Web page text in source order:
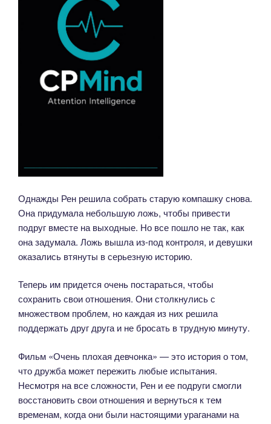
Однажды Рен решила собрать старую компашку снова.
Она придумала небольшую ложь, чтобы привести
подруг вместе на выходные. Но все пошло не так, как
она задумала. Ложь вышла из-под контроля, и девушки
оказались втянуты в серьезную историю.
Теперь им придется очень постараться, чтобы
сохранить свои отношения. Они столкнулись с
множеством проблем, но каждая из них решила
поддержать друг друга и не бросать в трудную минуту.
Фильм «Очень плохая девчонка» — это история о том,
что дружба может пережить любые испытания.
Несмотря на все сложности, Рен и ее подруги смогли
восстановить свои отношения и вернуться к тем
временам, когда они были настоящими ураганами на